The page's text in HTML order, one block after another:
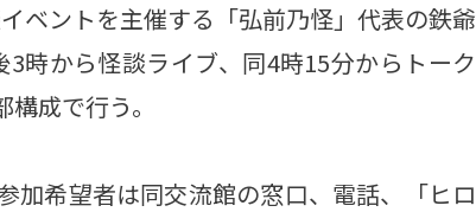
ベントを主催する「弘前乃怪」代表の鉄爺
時から怪談ライブ、同4時15分からトーク
成で行う。
希望者は同交流館の窓口、電話、「ヒロ